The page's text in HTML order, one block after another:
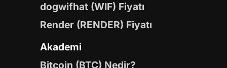
dogwifhat (WIF) Fiyatı
Render (RENDER) Fiyatı
Akademi
Bitcoin (BTC) Nedir?